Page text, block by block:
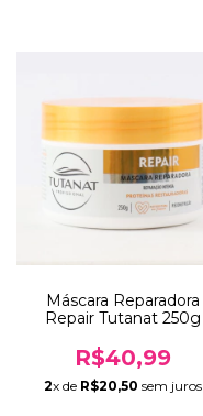
Máscara Reparadora
Repair Tutanat 250g
R$40,99
2x de R$20,50 sem juros